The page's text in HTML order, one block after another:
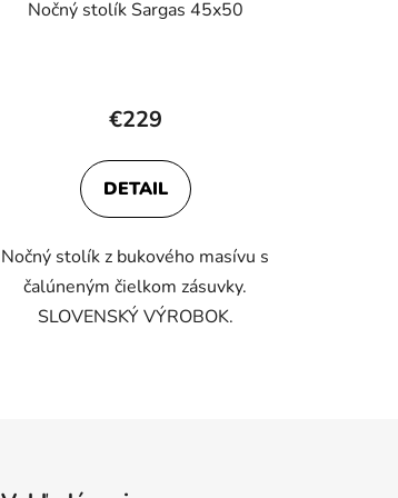
Nočný stolík Sargas 45x50
€229
DETAIL
Nočný stolík z bukového masívu s
čalúneným čielkom zásuvky.
SLOVENSKÝ VÝROBOK.